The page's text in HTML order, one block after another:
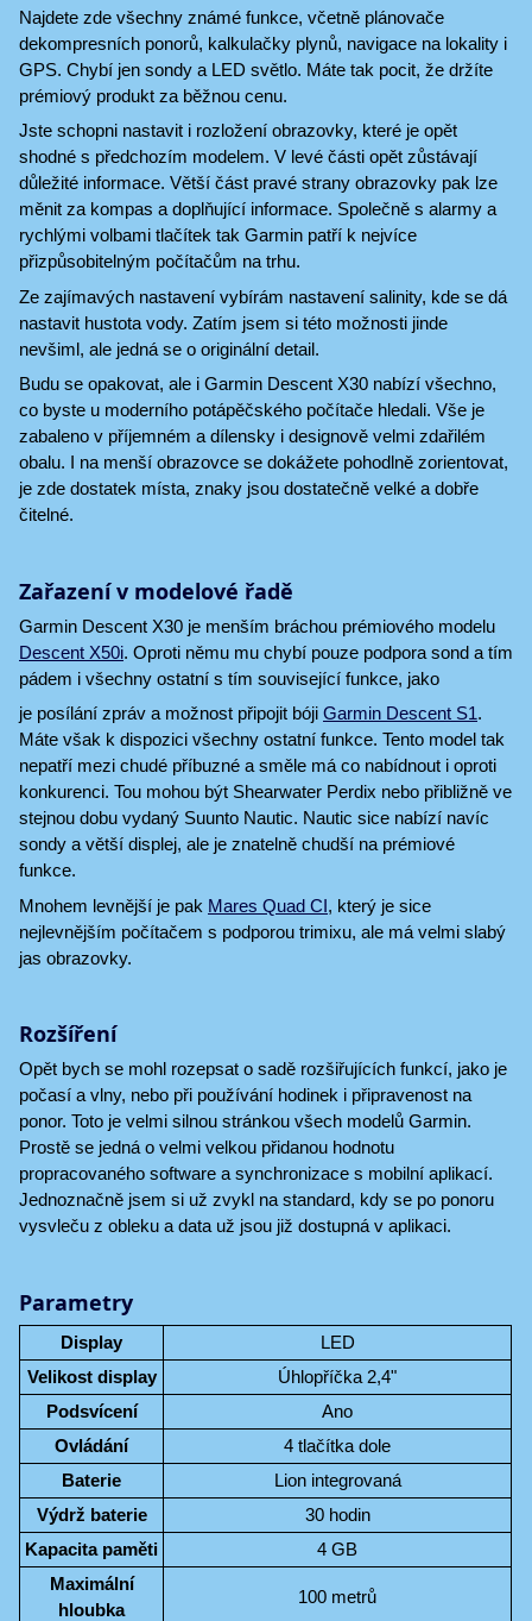
Najdete zde všechny známé funkce, včetně plánovače
dekompresních ponorů, kalkulačky plynů, navigace na lokality i
GPS. Chybí jen sondy a LED světlo. Máte tak pocit, že držíte
prémiový produkt za běžnou cenu.
Jste schopni nastavit i rozložení obrazovky, které je opět
shodné s předchozím modelem. V levé části opět zůstávají
důležité informace. Větší část pravé strany obrazovky pak lze
měnit za kompas a doplňující informace. Společně s alarmy a
rychlými volbami tlačítek tak Garmin patří k nejvíce
přizpůsobitelným počítačům na trhu.
Ze zajímavých nastavení vybírám nastavení salinity, kde se dá
nastavit hustota vody. Zatím jsem si této možnosti jinde
nevšiml, ale jedná se o originální detail.
Budu se opakovat, ale i Garmin Descent X30 nabízí všechno,
co byste u moderního potápěčského počítače hledali. Vše je
zabaleno v příjemném a dílensky i designově velmi zdařilém
obalu. I na menší obrazovce se dokážete pohodlně zorientovat,
je zde dostatek místa, znaky jsou dostatečně velké a dobře
čitelné.
Zařazení v modelové řadě
Garmin Descent X30 je menším bráchou prémiového modelu
Descent X50i. Oproti němu mu chybí pouze podpora sond a tím
pádem i všechny ostatní s tím související funkce, jako
je posílání zpráv a možnost připojit bóji Garmin Descent S1.
Máte však k dispozici všechny ostatní funkce. Tento model tak
nepatří mezi chudé příbuzné a směle má co nabídnout i oproti
konkurenci. Tou mohou být Shearwater Perdix nebo přibližně ve
stejnou dobu vydaný Suunto Nautic. Nautic sice nabízí navíc
sondy a větší displej, ale je znatelně chudší na prémiové
funkce.
Mnohem levnější je pak Mares Quad CI, který je sice
nejlevnějším počítačem s podporou trimixu, ale má velmi slabý
jas obrazovky.
Rozšíření
Opět bych se mohl rozepsat o sadě rozšiřujících funkcí, jako je
počasí a vlny, nebo při používání hodinek i připravenost na
ponor. Toto je velmi silnou stránkou všech modelů Garmin.
Prostě se jedná o velmi velkou přidanou hodnotu
propracovaného software a synchronizace s mobilní aplikací.
Jednoznačně jsem si už zvykl na standard, kdy se po ponoru
vysvleču z obleku a data už jsou již dostupná v aplikaci.
Parametry
Display
LED
Velikost display
Úhlopříčka 2,4"
Podsvícení
Ano
Ovládání
4 tlačítka dole
Baterie
Lion integrovaná
Výdrž baterie
30 hodin
Kapacita paměti
4 GB
Maximální
hloubka
100 metrů